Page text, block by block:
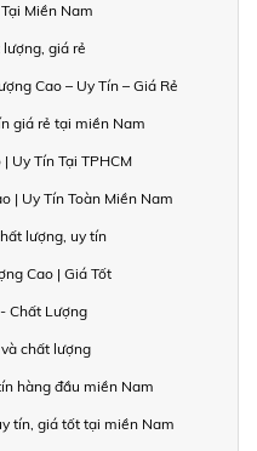
Miền Nam
giá rẻ
Cao – Uy Tín – Giá Rẻ
giá rẻ tại miền Nam
Uy Tín Tại TPHCM
| Uy Tín Toàn Miền Nam
lượng, uy tín
Cao | Giá Tốt
Chất Lượng
chất lượng
hàng đầu miền Nam
tín, giá tốt tại miền Nam